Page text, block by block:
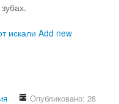
искали Add new
Опубликовано: 28